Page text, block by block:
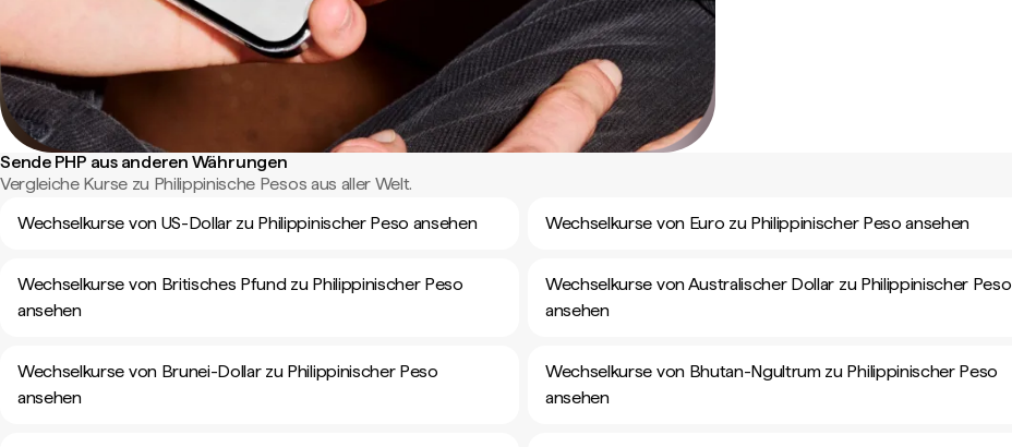
Sende PHP aus anderen Währungen
Vergleiche Kurse zu Philippinische Pesos aus aller Welt.
Wechselkurse von US-Dollar zu Philippinischer Peso ansehen
Wechselkurse von Euro zu Philippinischer Peso ansehen
Wechselkurse von Britisches Pfund zu Philippinischer Peso
ansehen
Wechselkurse von Australischer Dollar zu Philippinischer Peso
ansehen
Wechselkurse von Brunei-Dollar zu Philippinischer Peso
ansehen
Wechselkurse von Bhutan-Ngultrum zu Philippinischer Peso
ansehen